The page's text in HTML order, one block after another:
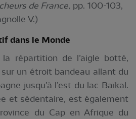
de France, pp. 100-103,
V.)
dans le Monde
répartition de l’aigle botté,
sur un étroit bandeau allant du
jusqu’à l’est du lac Baïkal.
et sédentaire, est également
du Cap en Afrique du